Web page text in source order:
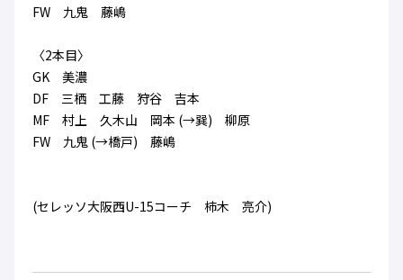
FW 九鬼 藤嶋
〈2本目〉
GK 美濃
DF 三栖 工藤 狩谷 吉本
MF 村上 久木山 岡本 (→巽) 柳原
FW 九鬼 (→橋戸) 藤嶋
(セレッソ大阪西U-15コーチ 柿木 亮介)